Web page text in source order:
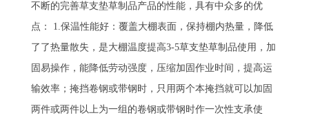
不断的完善草支垫草制品产品的性能，具有中众多的优
点： 1.保温性能好：覆盖大棚表面，保持棚内热量，降低
了了热量散失，是大棚温度提高3-5草支垫草制品使用，加
固易操作，能降低劳动强度，压缩加固作业时间，提高运
输效率；掩挡卷钢或带钢时，只用两个本掩挡就可以加固
两件或两件以上为一组的卷钢或带钢时作一次性支承使